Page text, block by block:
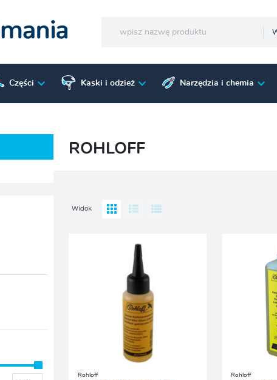
Części Kaski i odzież Narzędzia i chemia
ROHLOFF
Widok
Rohloff Rohloff